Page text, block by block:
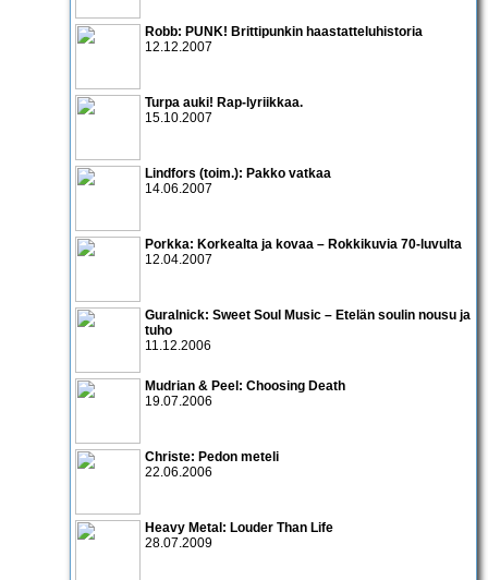
Robb: PUNK! Brittipunkin haastatteluhistoria
12.12.2007
Turpa auki! Rap-lyriikkaa.
15.10.2007
Lindfors (toim.): Pakko vatkaa
14.06.2007
Porkka: Korkealta ja kovaa – Rokkikuvia 70-luvulta
12.04.2007
Guralnick: Sweet Soul Music – Etelän soulin nousu ja
tuho
11.12.2006
Mudrian & Peel: Choosing Death
19.07.2006
Christe: Pedon meteli
22.06.2006
Heavy Metal: Louder Than Life
28.07.2009